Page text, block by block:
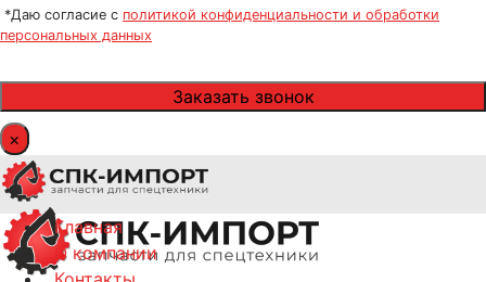
*Даю согласие с политикой конфиденциальности и обработки
персональных данных
×
Главная
О компании